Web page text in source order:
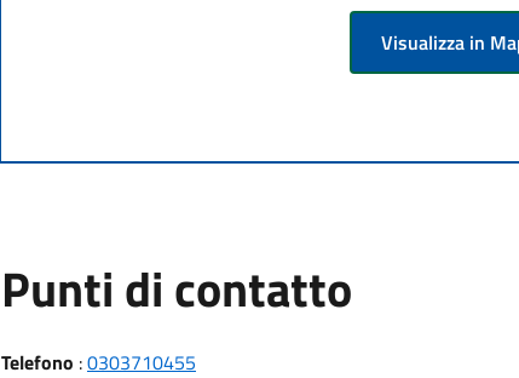
Visualizza in
Punti di contatto
Telefono :0303710455